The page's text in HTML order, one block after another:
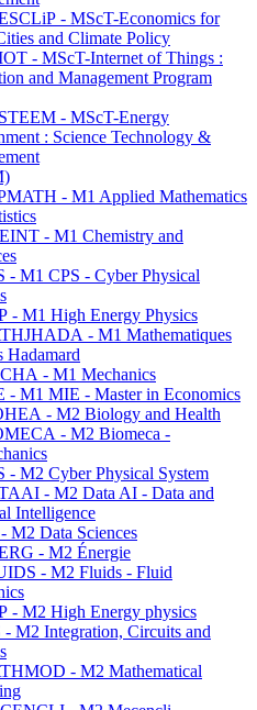
- MScT-Economics for
and Climate Policy
- MScT-Internet of Things :
and Management Program
- MScT-Energy
: Science Technology &
- M1 Applied Mathematics
- M1 Chemistry and
- M1 CPS - Cyber Physical
- M1 High Energy Physics
- M1 Mathematiques
Hadamard
- M1 Mechanics
- M1 MIE - Master in Economics
- M2 Biology and Health
- M2 Biomeca -
- M2 Cyber Physical System
- M2 Data AI - Data and
Intelligence
M2 Data Sciences
- M2 Énergie
- M2 Fluids - Fluid
- M2 High Energy physics
M2 Integration, Circuits and
- M2 Mathematical